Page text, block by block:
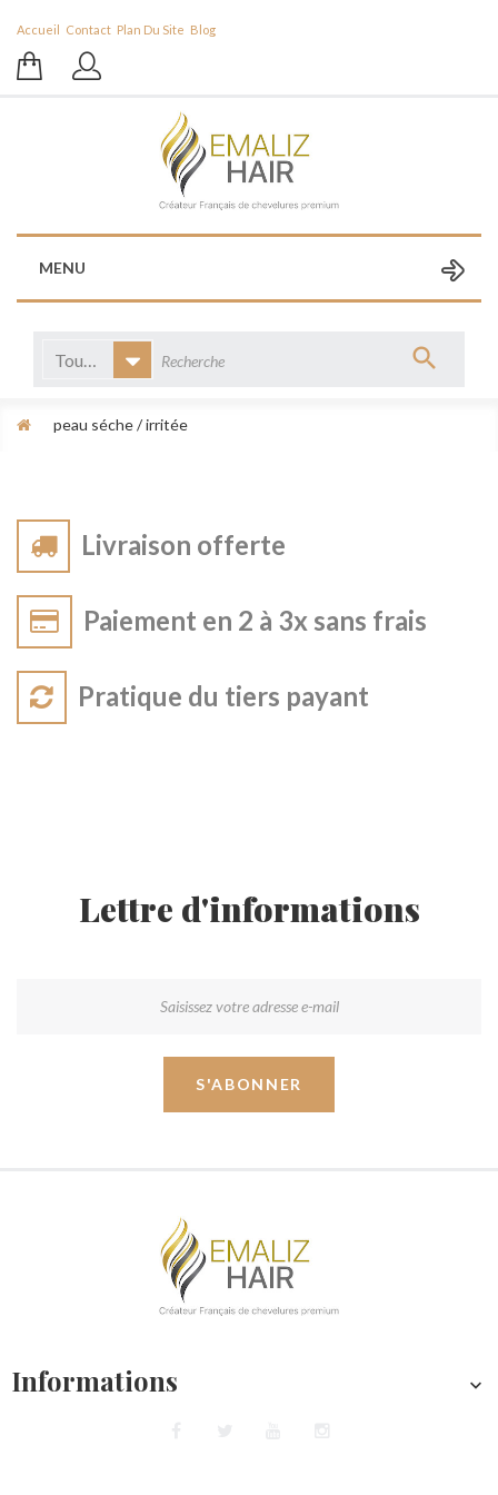
Accueil Contact Plan Du Site Blog
MENU
Toutes catégories
peau séche / irritée
Livraison offerte
Paiement en 2 à 3x sans frais
Pratique du tiers payant
Lettre d'informations
S'ABONNER
Informations